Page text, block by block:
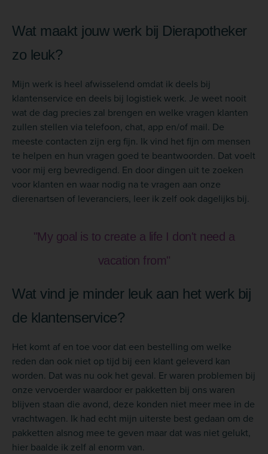
Wat maakt jouw werk bij Dierapotheker
zo leuk?
Mijn werk is heel afwisselend omdat ik deels bij
klantenservice en deels bij logistiek werk. Je weet nooit
wat de dag precies zal brengen en welke vragen klanten
zullen stellen via telefoon, chat, app en/of mail. De
meeste contacten zijn erg fijn. Ik vind het fijn om mensen
te helpen en hun vragen goed te beantwoorden. Dat voelt
voor mij erg bevredigend. En door dingen uit te zoeken
voor klanten en waar nodig na te vragen aan onze
dierenartsen of leveranciers, leer ik zelf ook dagelijks bij.
"My goal is to create a life I don't need a
vacation from"
Wat vind je minder leuk aan het werk bij
de klantenservice?
Het komt af en toe voor dat een bestelling om welke
reden dan ook niet op tijd bij een klant geleverd kan
worden. Dat was nu ook het geval. Er waren problemen bij
onze vervoerder waardoor er pakketten bij ons waren
blijven staan die avond, deze konden niet meer mee in de
vrachtwagen. Ik had echt mijn uiterste best gedaan om de
pakketten alsnog mee te geven maar dat was niet gelukt,
hier baalde ik zelf al enorm van.